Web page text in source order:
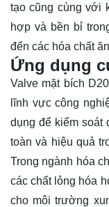
tạo cũng cùng với
hợp và bền bỉ
đến các hóa chất
Ứng dụng
Valve mặt bích
lĩnh vực công
dụng để kiểm soát
toàn và hiệu quả
Trong ngành hóa
các chất lỏng hóa
cho môi trường